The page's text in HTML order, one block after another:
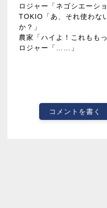
ロジャー「ネゴシエーシ
TOKIO「あ、それ使わな
か？」
農家「ハイよ！これももっ
ロジャー「……」
コメントを書く